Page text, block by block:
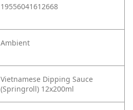
19556041612668
Ambient
Vietnamese Dipping Sauce
(Springroll) 12x200ml